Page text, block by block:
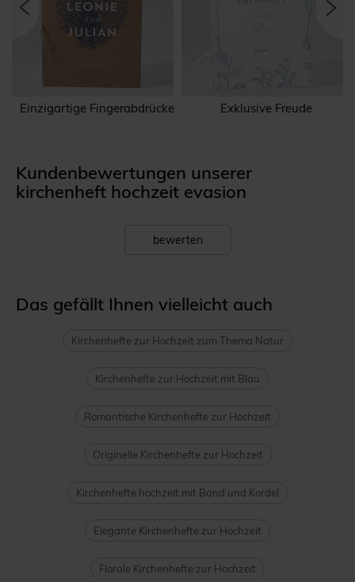
Einzigartige Fingerabdrücke Exklusive Freude
Kundenbewertungen unserer
kirchenheft hochzeit evasion
bewerten
Das gefällt Ihnen vielleicht auch
Kirchenhefte zur Hochzeit zum Thema Natur
Kirchenhefte zur Hochzeit mit Blau
Romantische Kirchenhefte zur Hochzeit
Originelle Kirchenhefte zur Hochzeit
Kirchenhefte hochzeit mit Band und Kordel
Elegante Kirchenhefte zur Hochzeit
Florale Kirchenhefte zur Hochzeit